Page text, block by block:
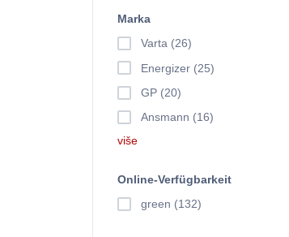
Marka
Varta (26)
Energizer (25)
GP (20)
Ansmann (16)
više
Online-Verfügbarkeit
green (132)